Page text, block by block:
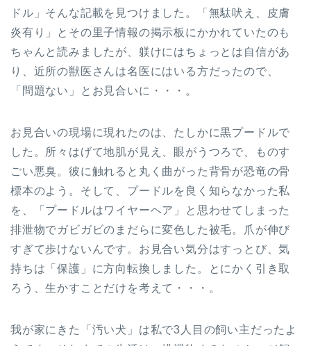
ドル」そんな記載を見つけました。「無駄吠え、皮膚
炎有り」とその里子情報の掲示板にかかれていたのも
ちゃんと読みましたが、躾けにはちょっとは自信があ
り、近所の獣医さんは名医にはいる方だったので、
「問題ない」とお見合いに・・・。
お見合いの現場に現れたのは、たしかに黒プードルで
した。所々はげて地肌が見え、眼がうつろで、ものす
ごい悪臭。彼に触れると丸く曲がった背骨が恐竜の骨
標本のよう。そして、プードルを良く知らなかった私
を、「プードルはワイヤーヘア」と思わせてしまった
排泄物でガビガビのまだらに変色した被毛。爪が伸び
すぎて歩けないんです。お見合い気分はすっとび、気
持ちは「保護」に方向転換しました。とにかく引き取
ろう、生かすことだけを考えて・・・。
我が家にきた「汚い犬」は私で3人目の飼い主だったよ